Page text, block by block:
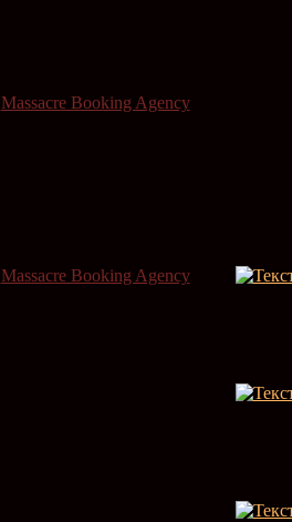
Massacre Booking Agency
Massacre Booking Agency